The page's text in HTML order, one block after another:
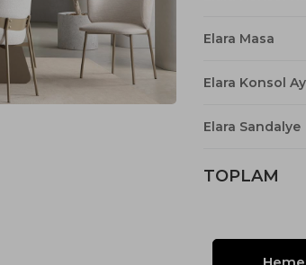
Yataklı Koltuk
Köşe Koltuk
Modern Köşe Koltuk
Ekonomik Köşe Koltuk
Elara Masa
Elara Konsol
Elara Sandalye
TOPLAM